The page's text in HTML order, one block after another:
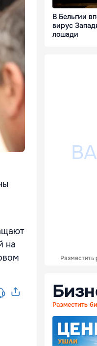
на
В Бельгии
вирус
лошади
Разместить
Разместить